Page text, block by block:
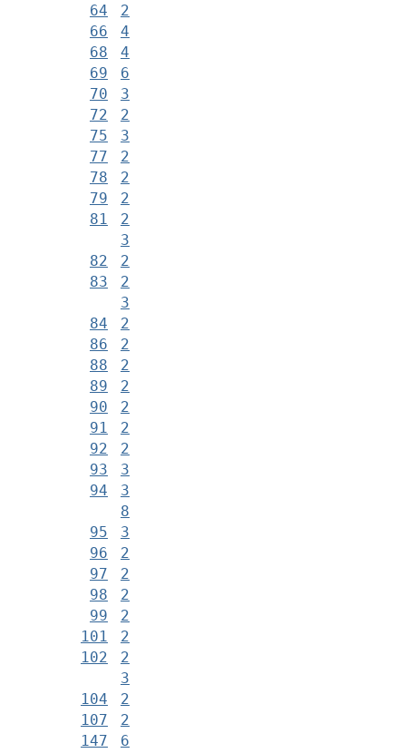
64
2
66
4
68
4
69
6
70
3
72
2
75
3
77
2
78
2
79
2
81
2
3
82
2
83
2
3
84
2
86
2
88
2
89
2
90
2
91
2
92
2
93
3
94
3
8
95
3
96
2
97
2
98
2
99
2
101
2
102
2
3
104
2
107
2
147
6